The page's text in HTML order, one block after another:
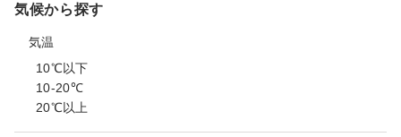
気候から探す
気温
10℃以下
10-20℃
20℃以上